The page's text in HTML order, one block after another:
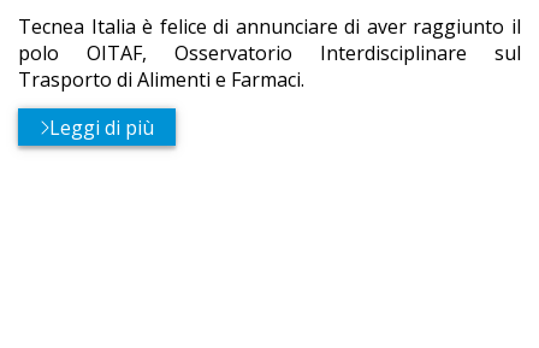
Tecnea Italia è felice di annunciare di aver raggiunto il
polo OITAF, Osservatorio Interdisciplinare sul
Trasporto di Alimenti e Farmaci.
Leggi di più